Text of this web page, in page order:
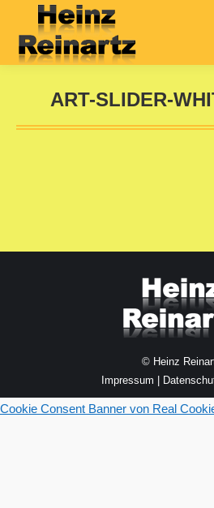
ART-SLIDER-
Sie
© Heinz
Impressum
Cookie Consent Banner von Real